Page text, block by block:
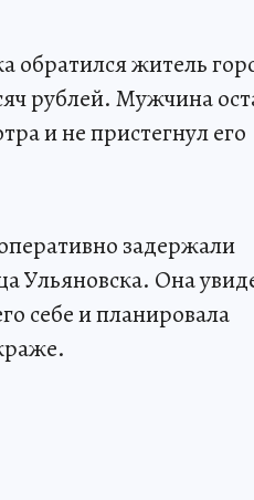
обратился житель
рублей. Мужчина
и не пристегнул его
задержали
Ульяновска. Она
себе и планировала